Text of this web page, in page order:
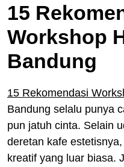
15
Workshop
Bandung
15 Rekomendasi
Bandung selalu punya
pun jatuh cinta. Selain
deretan kafe
kreatif yang luar biasa.